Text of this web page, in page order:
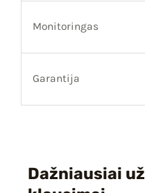
Monitoringas
Garantija
Dažniausiai